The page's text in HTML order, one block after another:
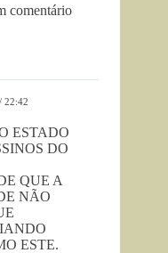
comentário
22:42
ESTADO
DO
QUE A
NÃO
ESTE.